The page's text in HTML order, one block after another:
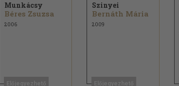
Munkácsy
Béres Zsuzsa
2006
Szinyei
Bernáth Mária
2009